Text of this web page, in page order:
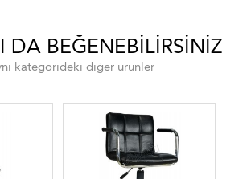
DA BEĞENEBILIRSINIZ
kategorideki diğer ürünler